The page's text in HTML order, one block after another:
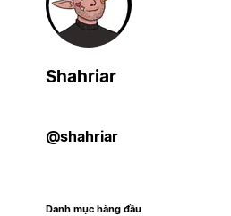
Shahriar
@shahriar
Danh mục hàng đầu